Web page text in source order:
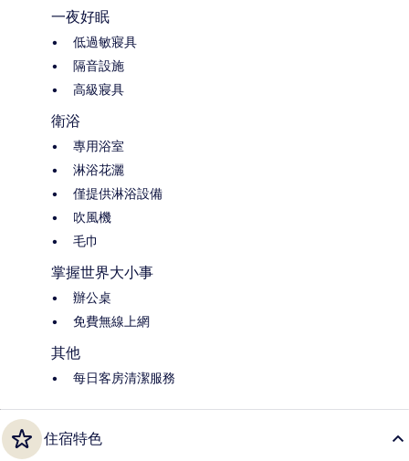
一夜好眠
低過敏寢具
隔音設施
高級寢具
衛浴
專用浴室
淋浴花灑
僅提供淋浴設備
吹風機
毛巾
掌握世界大小事
辦公桌
免費無線上網
其他
每日客房清潔服務
住宿特色